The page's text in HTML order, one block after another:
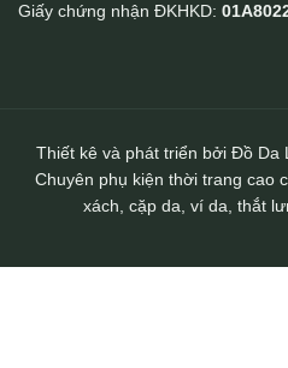
Giấy chứng nhận ĐKHKD:
Thiết kê và phát triển bởi Đồ Da
Chuyên phụ kiện thời trang cao
xách, cặp da, ví da, thắt